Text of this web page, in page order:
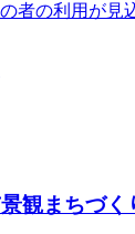
者の利用が見
観まちづく